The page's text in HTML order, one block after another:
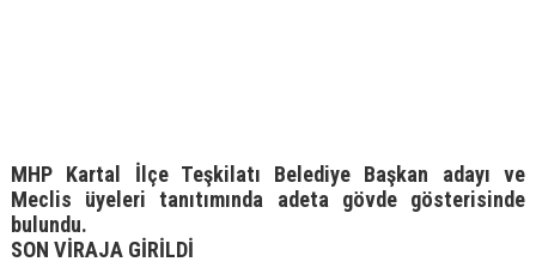
MHP Kartal İlçe Teşkilatı Belediye Başkan adayı ve
Meclis üyeleri tanıtımında adeta gövde gösterisinde
bulundu.
SON VİRAJA GİRİLDİ